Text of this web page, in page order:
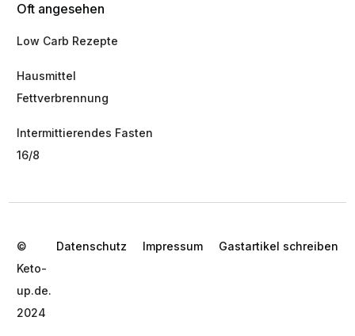
Oft angesehen
Low Carb Rezepte
Hausmittel
Fettverbrennung
Intermittierendes Fasten
16/8
©
Keto-
up.de.
2024
Datenschutz Impressum Gastartikel schreiben